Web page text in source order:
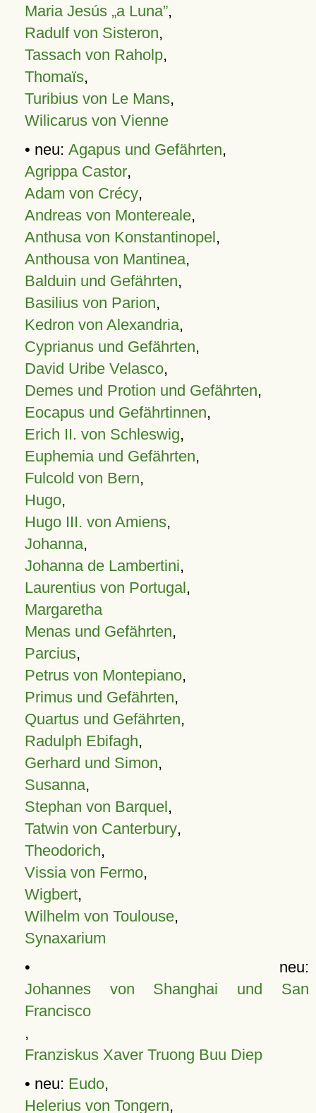
Maria Jesús „a Luna”,
Radulf von Sisteron,
Tassach von Raholp,
Thomaïs,
Turibius von Le Mans,
Wilicarus von Vienne
• neu: Agapus und Gefährten,
Agrippa Castor,
Adam von Crécy,
Andreas von Montereale,
Anthusa von Konstantinopel,
Anthousa von Mantinea,
Balduin und Gefährten,
Basilius von Parion,
Kedron von Alexandria,
Cyprianus und Gefährten,
David Uribe Velasco,
Demes und Protion und Gefährten,
Eocapus und Gefährtinnen,
Erich II. von Schleswig,
Euphemia und Gefährten,
Fulcold von Bern,
Hugo,
Hugo III. von Amiens,
Johanna,
Johanna de Lambertini,
Laurentius von Portugal,
Margaretha
Menas und Gefährten,
Parcius,
Petrus von Montepiano,
Primus und Gefährten,
Quartus und Gefährten,
Radulph Ebifagh,
Gerhard und Simon,
Susanna,
Stephan von Barquel,
Tatwin von Canterbury,
Theodorich,
Vissia von Fermo,
Wigbert,
Wilhelm von Toulouse,
Synaxarium
• neu:
Johannes von Shanghai und San
Francisco
,
Franziskus Xaver Truong Buu Diep
• neu: Eudo,
Helerius von Tongern,